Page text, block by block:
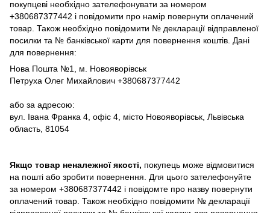
покупцеві необхідно зателефонувати за номером
+380687377442 і повідомити про намір повернути оплачений
товар. Також необхідно повідомити № декларації відправленої
посилки та № банківської карти для повернення коштів. Дані
для повернення:
Нова Пошта №1, м. Новояворівськ
Петруха Олег Михайлович +380687377442
або за адресою:
вул. Івана Франка 4, офіс 4, місто Новояворівськ, Львівська
область, 81054
Якщо товар неналежної якості, покупець може відмовитися
на пошті або зробити повернення. Для цього зателефонуйте
за номером +380687377442 і повідомте про назву повернути
оплачений товар. Також необхідно повідомити № декларації